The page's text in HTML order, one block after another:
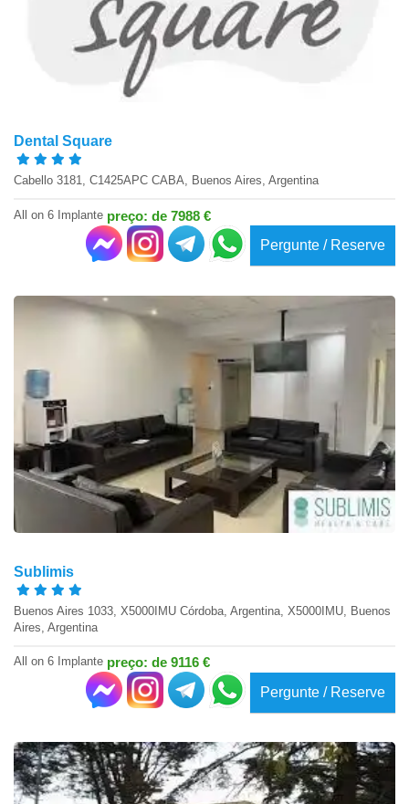
Dental Square
Cabello 3181, C1425APC CABA, Buenos Aires, Argentina
All on 6 Implante preço: de 7988 €
Pergunte / Reserve
Sublimis
Buenos Aires 1033, X5000IMU Córdoba, Argentina, X5000IMU, Buenos
Aires, Argentina
All on 6 Implante preço: de 9116 €
Pergunte / Reserve